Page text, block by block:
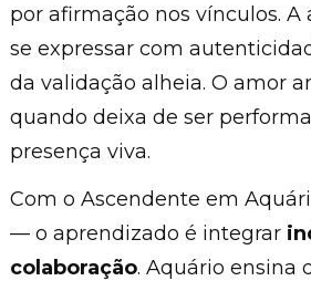
por afirmação nos vínculos. A
se expressar com
da validação alheia. O amor
quando deixa de ser
presença viva.
Com o Ascendente em
— o aprendizado é integrar
colaboração. Aquário ensina